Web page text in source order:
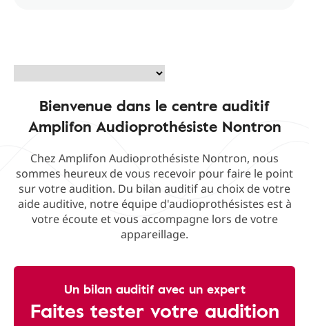
Bienvenue dans le centre auditif
Amplifon Audioprothésiste Nontron
Chez Amplifon Audioprothésiste Nontron, nous
sommes heureux de vous recevoir pour faire le point
sur votre audition. Du bilan auditif au choix de votre
aide auditive, notre équipe d'audioprothésistes est à
votre écoute et vous accompagne lors de votre
appareillage.
Un bilan auditif avec un expert
Faites tester votre audition